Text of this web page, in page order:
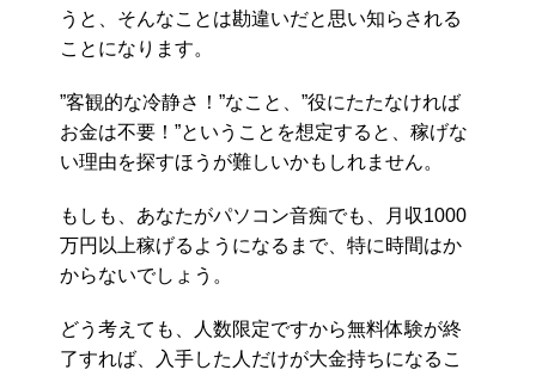
うと、そんなことは勘違いだと思い知らされる
ことになります。
”客観的な冷静さ！”なこと、”役にたたなければ
お金は不要！”ということを想定すると、稼げな
い理由を探すほうが難しいかもしれません。
もしも、あなたがパソコン音痴でも、月収1000
万円以上稼げるようになるまで、特に時間はか
からないでしょう。
どう考えても、人数限定ですから無料体験が終
了すれば、入手した人だけが大金持ちになるこ